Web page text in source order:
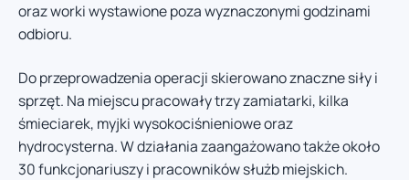
oraz worki wystawione poza wyznaczonymi godzinami
odbioru.
Do przeprowadzenia operacji skierowano znaczne siły i
sprzęt. Na miejscu pracowały trzy zamiatarki, kilka
śmieciarek, myjki wysokociśnieniowe oraz
hydrocysterna. W działania zaangażowano także około
30 funkcjonariuszy i pracowników służb miejskich.